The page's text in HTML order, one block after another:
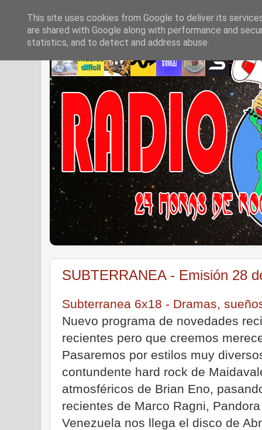
SUBTERRANEA - Emisión 28
Subterranea 6x18 - Dramas,
Nuevo programa de novedades
recientes pero que creemos
Pasaremos por estilos muy
contundente hard rock de
atmosféricos de Brian Eno,
recientes de Marco Ragni,
Venezuela nos llega el disco de
This site uses cookies from Google to deliver its
are shared with Google along with performance and
statistics, and to detect and address abuse.